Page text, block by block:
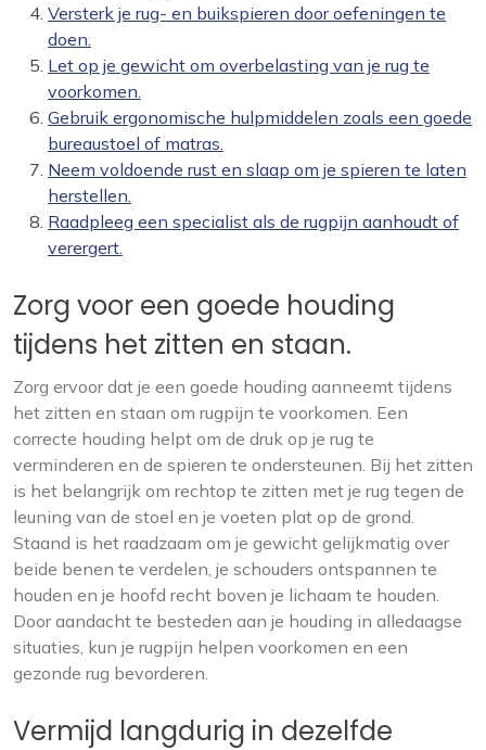
Versterk je rug- en buikspieren door oefeningen te
doen.
Let op je gewicht om overbelasting van je rug te
voorkomen.
Gebruik ergonomische hulpmiddelen zoals een goede
bureaustoel of matras.
Neem voldoende rust en slaap om je spieren te laten
herstellen.
Raadpleeg een specialist als de rugpijn aanhoudt of
verergert.
Zorg voor een goede houding
tijdens het zitten en staan.
Zorg ervoor dat je een goede houding aanneemt tijdens
het zitten en staan om rugpijn te voorkomen. Een
correcte houding helpt om de druk op je rug te
verminderen en de spieren te ondersteunen. Bij het zitten
is het belangrijk om rechtop te zitten met je rug tegen de
leuning van de stoel en je voeten plat op de grond.
Staand is het raadzaam om je gewicht gelijkmatig over
beide benen te verdelen, je schouders ontspannen te
houden en je hoofd recht boven je lichaam te houden.
Door aandacht te besteden aan je houding in alledaagse
situaties, kun je rugpijn helpen voorkomen en een
gezonde rug bevorderen.
Vermijd langdurig in dezelfde